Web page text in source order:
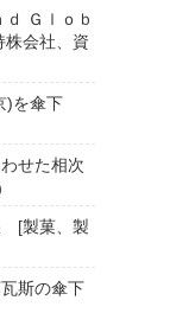
Ｇｌｏｂ
株会社、資
)を傘下
せた相次
[製菓、製
斯の傘下